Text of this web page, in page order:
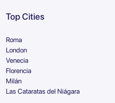
Top Cities
Roma
London
Venecia
Florencia
Milán
Las Cataratas del Niágara